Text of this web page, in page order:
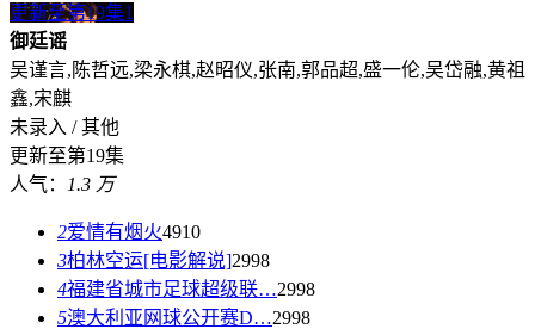
更新至第19集1
御廷谣
吴谨言,陈哲远,梁永棋,赵昭仪,张南,郭品超,盛一伦,吴岱融,黄祖
鑫,宋麒
未录入 / 其他
更新至第19集
人气：
1.3 万
2爱情有烟火4910
3柏林空运[电影解说]2998
4福建省城市足球超级联…2998
5澳大利亚网球公开赛D…2998